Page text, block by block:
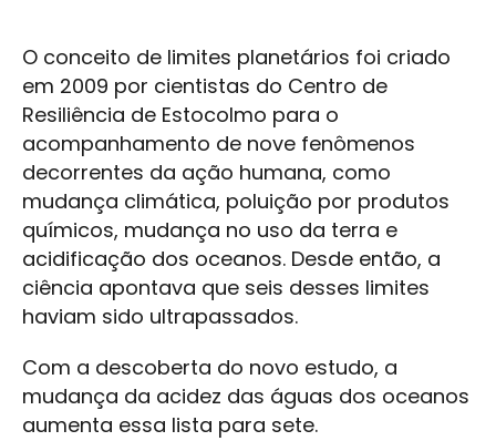
O conceito de limites planetários foi criado
em 2009 por cientistas do Centro de
Resiliência de Estocolmo para o
acompanhamento de nove fenômenos
decorrentes da ação humana, como
mudança climática, poluição por produtos
químicos, mudança no uso da terra e
acidificação dos oceanos. Desde então, a
ciência apontava que seis desses limites
haviam sido ultrapassados.
Com a descoberta do novo estudo, a
mudança da acidez das águas dos oceanos
aumenta essa lista para sete.